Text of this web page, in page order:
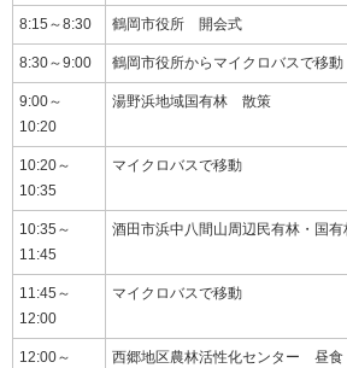
8:15～8:30 鶴岡市役所 開会式
8:30～9:00 鶴岡市役所からマイクロバスで移動
9:00～
10:20
湯野浜地域国有林 散策
10:20～
10:35
マイクロバスで移動
10:35～
11:45
酒田市浜中八間山周辺民有林・国
11:45～
12:00
マイクロバスで移動
12:00～
西郷地区農林活性化センター 昼食